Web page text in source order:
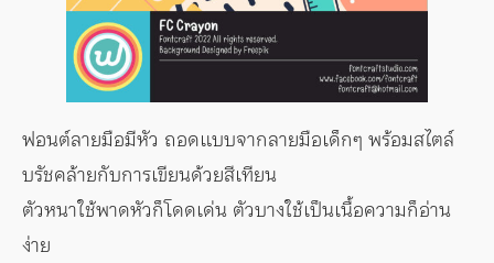
ฟอนต์ลายมือมีหัว ถอดแบบจากลายมือเด็กๆ พร้อมสไตล์
บรัชคล้ายกับการเขียนด้วยสีเทียน
ตัวหนาใช้พาดหัวก็โดดเด่น ตัวบางใช้เป็นเนื้อความก็อ่าน
ง่าย